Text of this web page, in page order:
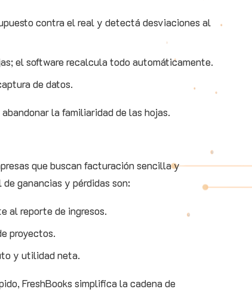
contra el real y detectá desviaciones al
el software recalcula todo automáticamente.
de datos.
la familiaridad de las hojas.
que buscan facturación sencilla y
ganancias y pérdidas son:
al reporte de ingresos.
proyectos.
y utilidad neta.
FreshBooks simplifica la cadena de